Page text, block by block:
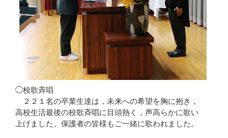
◯校歌斉唱
２２１名の卒業生達は，未来への希望を胸に抱き，
高校生活最後の校歌斉唱に目頭熱く，声高らかに歌い
上げました。保護者の皆様もご一緒に歌われました。